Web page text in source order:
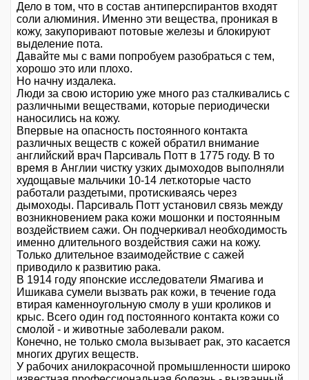
Дело в том, что в состав антиперспирантов входят
соли алюминия. Именно эти вещества, проникая в
кожу, закупоривают потовые железы и блокируют
выделение пота.
Давайте мы с вами попробуем разобраться с тем,
хорошо это или плохо.
Но начну издалека.
Люди за свою историю уже много раз сталкивались с
различными веществами, которые периодически
наносились на кожу.
Впервые на опасность постоянного контакта
различных веществ с кожей обратил внимание
английский врач Парсиваль Потт в 1775 году. В то
время в Англии чистку узких дымоходов выполняли
худощавые мальчики 10-14 лет.которые часто
работали раздетыми, протискиваясь через
дымоходы. Парсиваль Потт установил связь между
возникновением рака кожи мошонки и постоянным
воздействием сажи. Он подчеркивал необходимость
именно длительного воздействия сажи на кожу.
Только длительное взаимодействие с сажей
приводило к развитию рака.
В 1914 году японские исследователи Ямагива и
Ишикава сумели вызвать рак кожи, в течение года
втирая каменноугольную смолу в уши кроликов и
крыс. Всего один год постоянного контакта кожи со
смолой - и животные заболевали раком.
Конечно, не только смола вызывает рак, это касается
многих других веществ.
У рабочих анилокрасочной промышленности широко